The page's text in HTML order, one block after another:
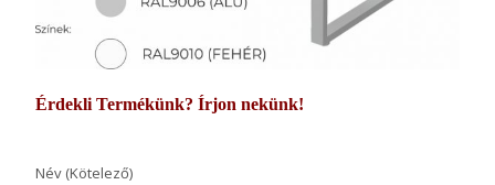
Érdekli Termékünk? Írjon nekünk!
Név (Kötelező)